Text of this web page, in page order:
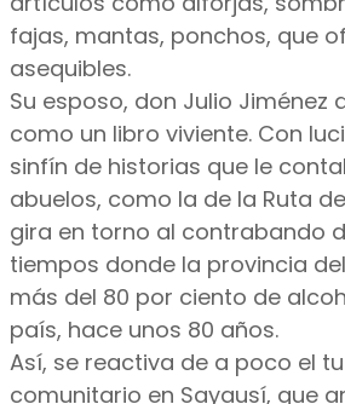
fajas, mantas, ponchos, que
asequibles.
Su esposo, don Julio Jiménez
como un libro viviente. Con
sinfín de historias que le
abuelos, como la de la Ruta
gira en torno al contrabando
tiempos donde la provincia
más del 80 por ciento de
país, hace unos 80 años.
Así, se reactiva de a poco el
comunitario en Sayausí, que